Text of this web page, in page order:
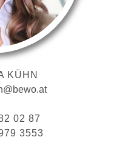
KÜHN
02 87
3553